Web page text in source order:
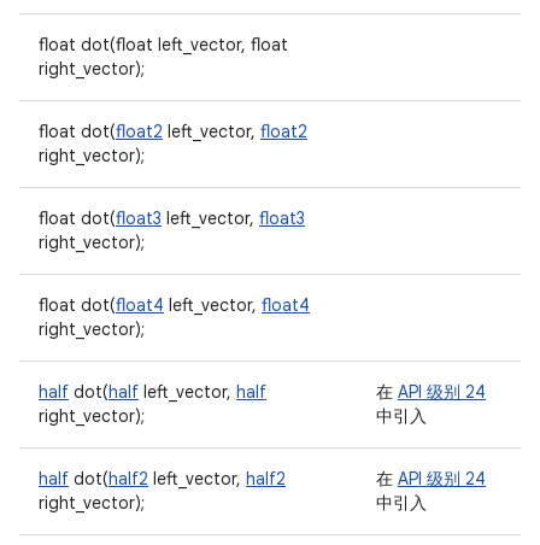
float dot(float left_vector, float
right_vector);
float dot(float2 left_vector, float2
right_vector);
float dot(float3 left_vector, float3
right_vector);
float dot(float4 left_vector, float4
right_vector);
half dot(half left_vector, half
right_vector);
在 API 级别 24
中引入
half dot(half2 left_vector, half2
right_vector);
在 API 级别 24
中引入